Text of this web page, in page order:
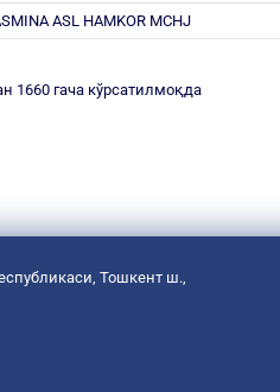
ASL HAMKOR MCHJ
1660 гача кўрсатилмоқда
Тошкент ш.,